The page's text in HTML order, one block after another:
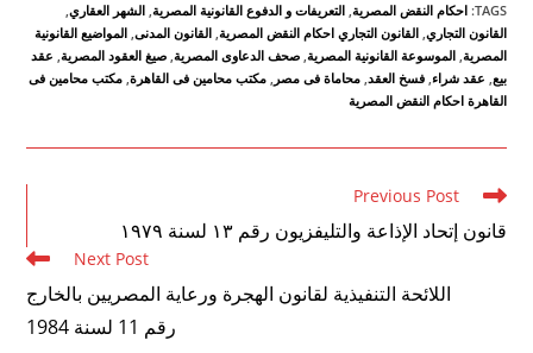
TAGS
:احكام النقض المصرية, التعريفات و الدفوع القانونية المصرية, الشهر العقاري,
القانون التجاري, القانون التجاري احكام النقض المصرية, القانون المدنى, المواضيع القانونية
المصرية, الموسوعة القانونية المصرية, صحف الدعاوى المصرية, صيغ العقود المصرية, عقد
بيع, عقد شراء, فسخ العقد, محاماة فى مصر , مكتب محامين فى القاهرة, مكتب محامين فى
القاهرة احكام النقض المصرية
Read
more
articles
Previous Post
قانون إتحاد الإذاعة والتليفزيون رقم ۱۳ لسنة ۱۹۷۹
Next Post
اللائحة التنفيذية لقانون الهجرة ورعاية المصريين بالخارج
رقم 11 لسنة 1984